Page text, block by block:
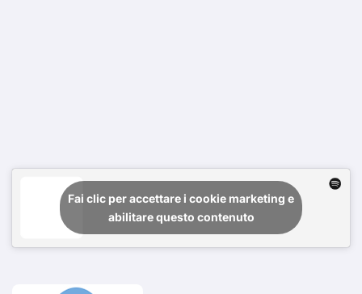
Fai clic per accettare i cookie marketing e
abilitare questo contenuto